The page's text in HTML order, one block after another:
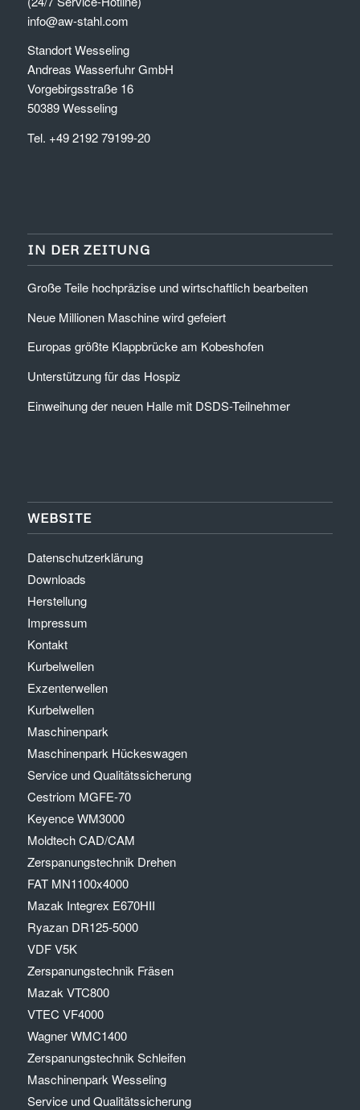
info@aw-stahl.com
Standort Wesseling
Andreas Wasserfuhr GmbH
Vorgebirgsstraße 16
50389 Wesseling
Tel. +49 2192 79199-20
IN DER ZEITUNG
Große Teile hochpräzise und wirtschaftlich bearbeiten
Neue Millionen Maschine wird gefeiert
Europas größte Klappbrücke am Kobeshofen
Unterstützung für das Hospiz
Einweihung der neuen Halle mit DSDS-Teilnehmer
WEBSITE
Datenschutzerklärung
Downloads
Herstellung
Impressum
Kontakt
Kurbelwellen
Exzenterwellen
Kurbelwellen
Maschinenpark
Maschinenpark Hückeswagen
Service und Qualitätssicherung
Cestriom MGFE-70
Keyence WM3000
Moldtech CAD/CAM
Zerspanungstechnik Drehen
FAT MN1100x4000
Mazak Integrex E670HII
Ryazan DR125-5000
VDF V5K
Zerspanungstechnik Fräsen
Mazak VTC800
VTEC VF4000
Wagner WMC1400
Zerspanungstechnik Schleifen
Maschinenpark Wesseling
Service und Qualitätssicherung